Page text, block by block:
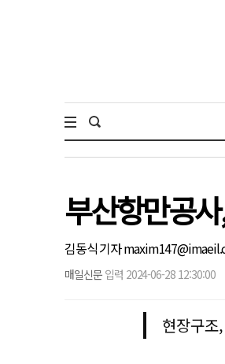
부산항만공
김동식 기자
매일신문 입력 2024-06-28 12:30:00
현장구조